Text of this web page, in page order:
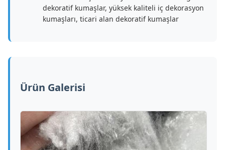
dekoratif kumaşlar, yüksek kaliteli iç dekorasyon
kumaşları, ticari alan dekoratif kumaşlar
Ürün Galerisi